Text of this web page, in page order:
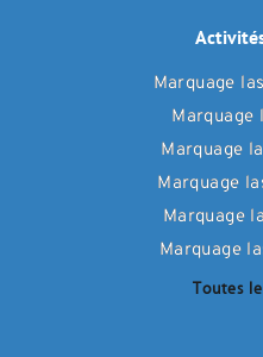
Marquage
Marquage
Marquage
Marquage
Marquage
Marquage
Toutes